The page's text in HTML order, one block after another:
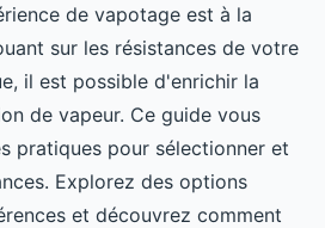
de vapotage est à la
sur les résistances de votre
il est possible d'enrichir la
de vapeur. Ce guide vous
pratiques pour sélectionner et
Explorez des options
et découvrez comment